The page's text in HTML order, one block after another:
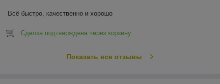
Всё быстро, качественно и хорошо
Сделка подтверждена через корзину
Показать все отзывы